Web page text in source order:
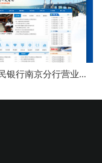
银行南京分行营业管